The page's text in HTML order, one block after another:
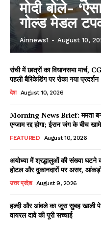
Facebook
X
Read
मोदी बोले-
गोल्ड मेडल
Ainnews1 - August 10,
रांची में छात्रों का विधानसभा मार्च,
पहली बैरिकेडिंग पर रोका गया प्रदर्शन
देश August 10, 2026
Morning News Brief: ममता
एग्जाम रद्द होगा; ईरान जंग के बीच
FEATURED August 10, 2026
अयोध्या में श्रद्धालुओं की संख्या घटने
होटल और दुकानदारों पर असर,
उत्तर प्रदेश August 9, 2026
हल्दी और आंवले का जूस सुबह खाली
वायरल दावे की पूरी सच्चाई